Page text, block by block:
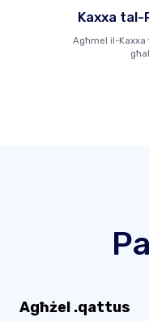
Kaxxa tal-
Agħmel il-Kaxxa
Agħżel .qattus